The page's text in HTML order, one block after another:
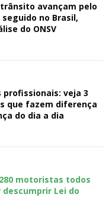
avançam pelo
no Brasil,
do ONSV
veja 3
que fazem diferença
do dia a dia
motoristas todos
descumprir Lei do